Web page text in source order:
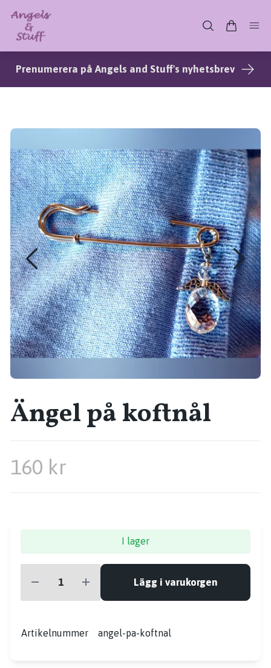
Prenumerera på Angels and Stuff's nyhetsbrev
Ängel på koftnål
160 kr
I lager
Lägg i varukorgen
Artikelnummer angel-pa-koftnal